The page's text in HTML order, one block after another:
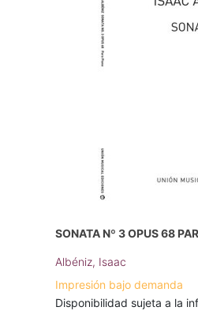
SONATA Nº 3 OPUS 68
Albéniz, Isaac
Impresión bajo demanda
Disponibilidad sujeta a la